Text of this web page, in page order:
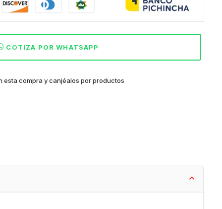
COTIZA POR WHATSAPP
esta compra y canjéalos por productos